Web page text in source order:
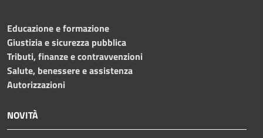
Educazione e formazione
Giustizia e sicurezza pubblica
Tributi, finanze e contravvenzioni
Salute, benessere e assistenza
Autorizzazioni
NOVITÀ